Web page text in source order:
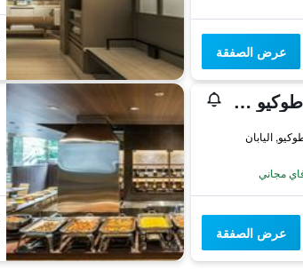
عرض الصفقة
ذا برينس بارك تَوَر طوكيو - الفنادق والمنتجعات المفضلة، مجموعة فنادق إل في إكس
مجاني
عرض الصفقة